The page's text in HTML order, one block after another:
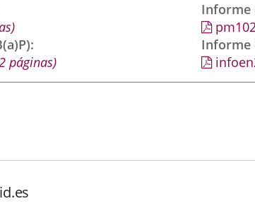
páginas)
Informe
Informe